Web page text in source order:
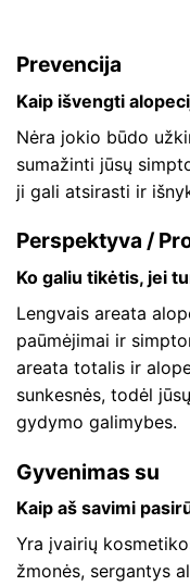
Prevencija
Kaip išvengti
Nėra jokio būdo
sumažinti jūsų
ji gali atsirasti ir
Perspektyva /
Ko galiu tikėtis, jei
Lengvais areata
paūmėjimai ir
areata totalis ir
sunkesnės, todėl
gydymo galimybes.
Gyvenimas su
Kaip aš savimi
Yra įvairių
žmonės, sergantys